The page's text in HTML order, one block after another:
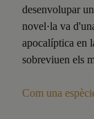
desenvolupar
novel·la va
apocalíptica en
sobreviuen els
Com una